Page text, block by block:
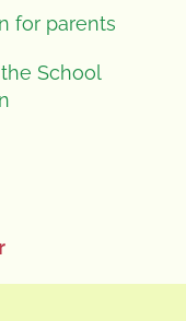
for parents
School